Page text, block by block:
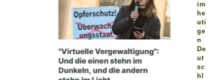
im
he
uti
ge
n
De
ut
sc
hl